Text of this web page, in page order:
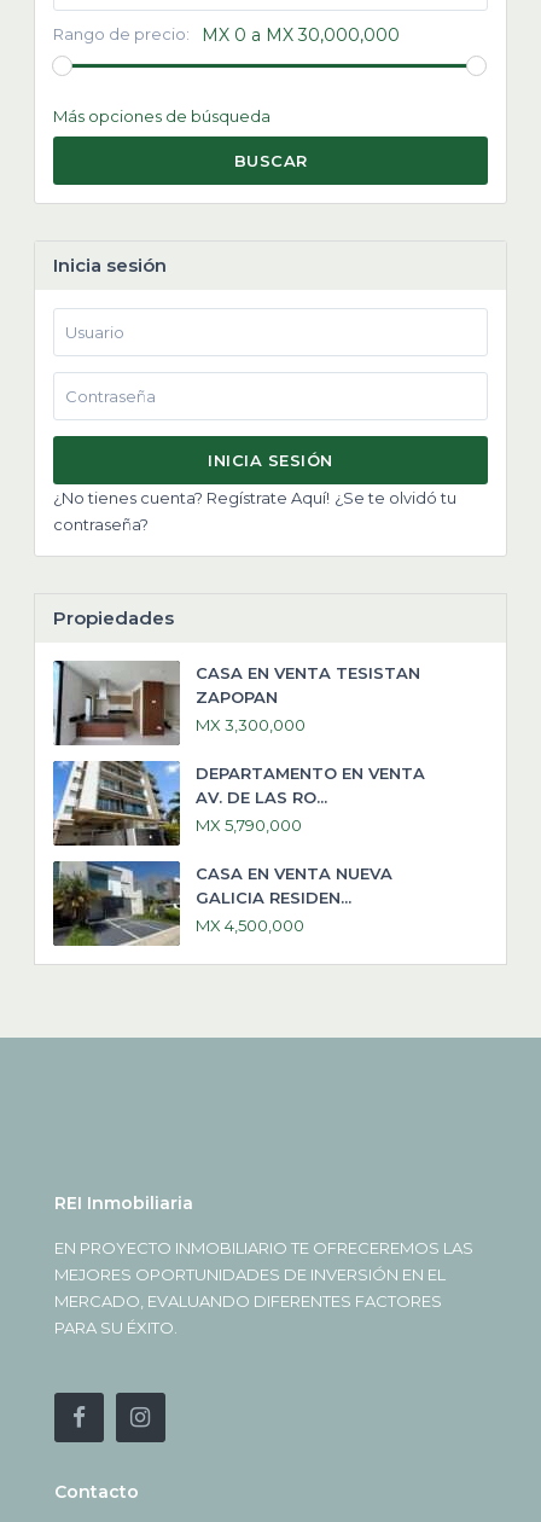
Rango de precio: MX 0 a MX 30,000,000
Más opciones de búsqueda
BUSCAR
Inicia sesión
INICIA SESIÓN
¿No tienes cuenta? Regístrate Aquí! ¿Se te olvidó tu
contraseña?
Propiedades
CASA EN VENTA TESISTAN
ZAPOPAN
MX 3,300,000
DEPARTAMENTO EN VENTA
AV. DE LAS RO...
MX 5,790,000
CASA EN VENTA NUEVA
GALICIA RESIDEN...
MX 4,500,000
REI Inmobiliaria
EN PROYECTO INMOBILIARIO TE OFRECEREMOS LAS
MEJORES OPORTUNIDADES DE INVERSIÓN EN EL
MERCADO, EVALUANDO DIFERENTES FACTORES
PARA SU ÉXITO.
Contacto